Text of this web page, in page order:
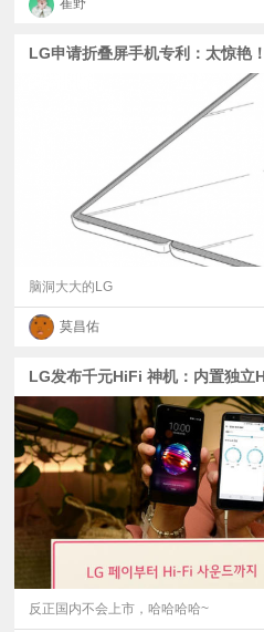
崔野
LG申请折叠屏手机专利：太惊艳！
脑洞大大的LG
莫昌佑
LG发布千元HiFi 神机：内置独立
反正国内不会上市，哈哈哈哈~